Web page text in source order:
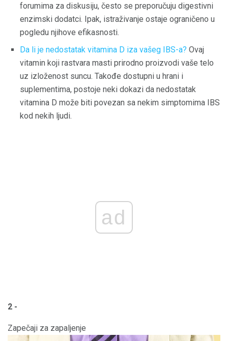
forumima za diskusiju, često se preporučuju digestivni
enzimski dodatci. Ipak, istraživanje ostaje ograničeno u
pogledu njihove efikasnosti.
Da li je nedostatak vitamina D iza vašeg IBS-a? Ovaj
vitamin koji rastvara masti prirodno proizvodi vaše telo
uz izloženost suncu. Takođe dostupni u hrani i
suplementima, postoje neki dokazi da nedostatak
vitamina D može biti povezan sa nekim simptomima IBS
kod nekih ljudi.
ad
2 -
Zapečaji za zapaljenje